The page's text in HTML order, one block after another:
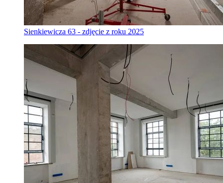
Sienkiewicza 63 - zdjęcie z roku 2025